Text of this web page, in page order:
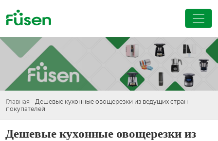
Главная - Дешевые кухонные овощерезки из ведущих стран-
покупателей
Дешевые кухонные овощерезки из